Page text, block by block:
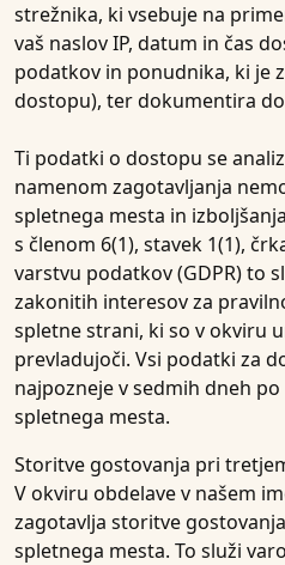
strežnika, ki vsebuje na
vaš naslov IP, datum in čas
podatkov in ponudnika, ki je
dostopu), ter dokumentira
Ti podatki o dostopu se
namenom zagotavljanja
spletnega mesta in
s členom 6(1), stavek 1(1),
varstvu podatkov (GDPR) to
zakonitih interesov za
spletne strani, ki so v okviru
prevladujoči. Vsi podatki za
najpozneje v sedmih dneh
spletnega mesta.
Storitve gostovanja pri
V okviru obdelave v našem
zagotavlja storitve
spletnega mesta. To služi